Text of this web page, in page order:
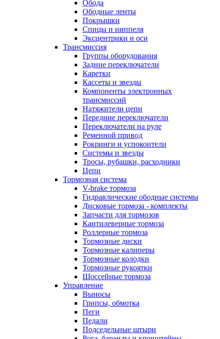
Обода
Ободные ленты
Покрышки
Спицы и ниппеля
Эксцентрики и оси
Трансмиссия
Группы оборудования
Задние переключатели
Каретки
Кассеты и звезды
Компоненты электронных
трансмиссий
Натяжители цепи
Передние переключатели
Переключатели на руле
Ременной привод
Рокринги и успокоители
Системы и звезды
Тросы, рубашки, расходники
Цепи
Тормозная система
V-brake тормоза
Гидравлические ободные системы
Дисковые тормоза - комплекты
Запчасти для тормозов
Кантилеверные тормоза
Роллерные тормоза
Тормозные диски
Тормозные калиперы
Тормозные колодки
Тормозные рукоятки
Шоссейные тормоза
Управление
Выносы
Грипсы, обмотка
Пеги
Педали
Подседельные штыри